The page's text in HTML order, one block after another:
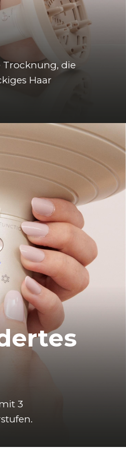
Trocknung, die
Haar
3